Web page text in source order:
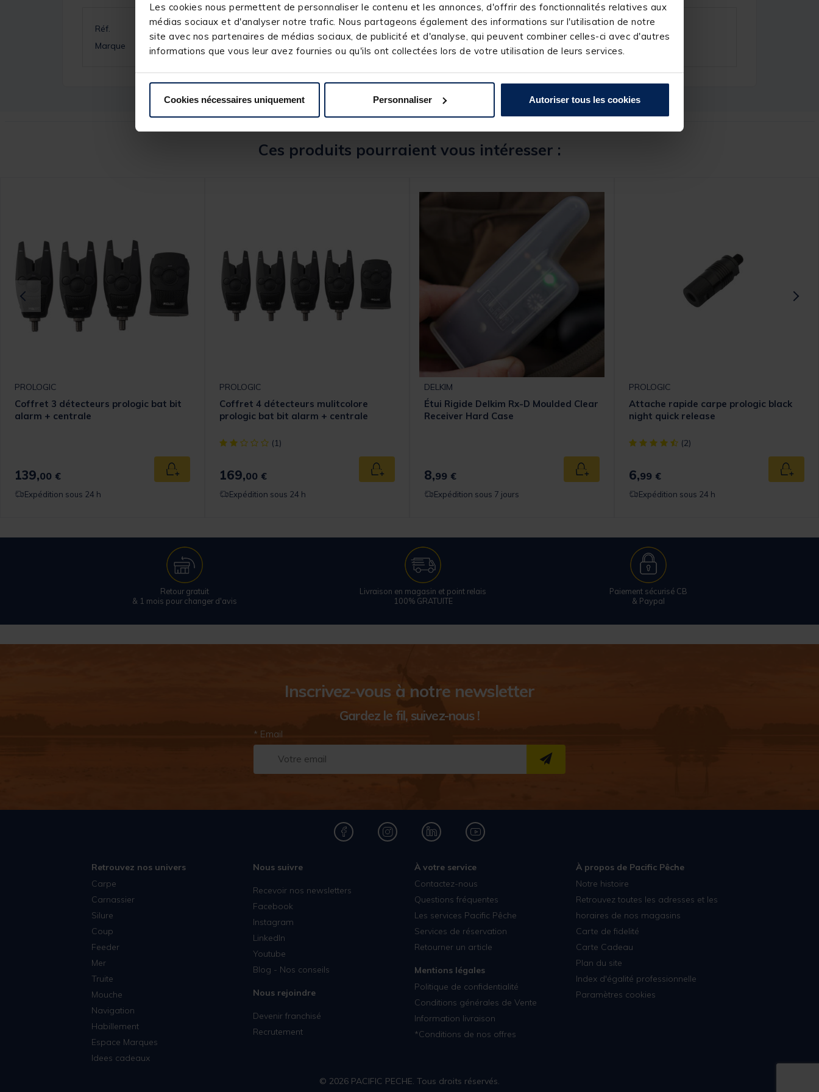
Les cookies nous permettent de personnaliser le contenu et les annonces, d'offrir des fonctionnalités relatives aux
médias sociaux et d'analyser notre trafic. Nous partageons également des informations sur l'utilisation de notre
site avec nos partenaires de médias sociaux, de publicité et d'analyse, qui peuvent combiner celles-ci avec d'autres
informations que vous leur avez fournies ou qu'ils ont collectées lors de votre utilisation de leurs services.
Cookies nécessaires uniquement Personnaliser Autoriser tous les cookies
Réf.
121391-1
Marque
PROLOGIC
Ces produits pourraient vous intéresser :
panier
PROLOGIC
Coffret 3 détecteurs prologic bat bit
alarm + centrale
139,00 € Ajouter au panier
Expédition sous 24 h
PROLOGIC
Coffret 4 détecteurs mulitcolore
prologic bat bit alarm + centrale
[object Object] out of 5 Customer Rating
(1)
169,00 € Ajouter au panier
Expédition sous 24 h
DELKIM
Étui Rigide Delkim Rx-D Moulded Clear
Receiver Hard Case
8,99 € Ajouter au panier
Expédition sous 7 jours
PROLOGIC
Attache rapide carpe prologic black
night quick release
[object Object] out of 5 Customer Rating
(2)
6,99 € Ajouter
Expédition sous 24 h
Retour gratuit
& 1 mois pour changer d'avis
Livraison en magasin et point relais
100% GRATUITE
Paiement sécurisé CB
& Paypal
Inscrivez-vous à notre newsletter
Gardez le fil, suivez-nous !
* Email
S''INSCRIRE
Retrouvez nos univers
Carpe
Carnassier
Silure
Coup
Feeder
Mer
Truite
Mouche
Navigation
Habillement
Espace Marques
Idees cadeaux
Nous suivre
Recevoir nos newsletters
Facebook
Instagram
LinkedIn
Youtube
Blog - Nos conseils
Nous rejoindre
Devenir franchisé
Recrutement
À votre service
Contactez-nous
Questions fréquentes
Les services Pacific Pêche
Services de réservation
Retourner un article
Mentions légales
Politique de confidentialité
Conditions générales de Vente
Information livraison
*Conditions de nos offres
À propos de Pacific Pêche
Notre histoire
Retrouvez toutes les adresses et les
horaires de nos magasins
Carte de fidelité
Carte Cadeau
Plan du site
Index d'égalité professionnelle
Paramètres cookies
© 2026 PACIFIC PECHE. Tous droits réservés.